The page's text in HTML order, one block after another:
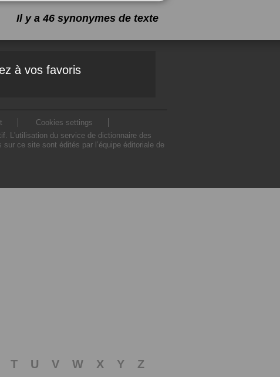
Il y a 46 synonymes de texte
à vos favoris
Cookies settings
L'utilisation du service de dictionnaire des
ce site sont édités par l’équipe éditoriale de
T U V W X Y
Z